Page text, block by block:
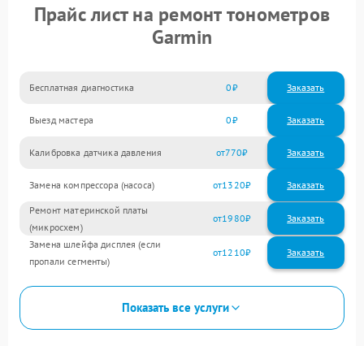
Прайс лист на ремонт тонометров
Garmin
Бесплатная диагностика 0 Заказать
Выезд мастера 0 Заказать
Калибровка датчика давления 770
Замена компрессора (насоса) 1320
Ремонт материнской платы
(микросхем)
1980
Замена шлейфа дисплея (если
пропали сегменты)
1210
Показать все услуги